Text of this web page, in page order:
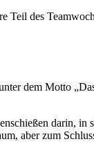
Teil des
dem Motto
darin, in
aber zum